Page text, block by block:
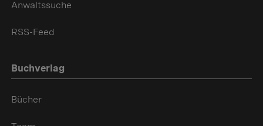
Anwaltssuche
RSS-Feed
Buchverlag
Bücher